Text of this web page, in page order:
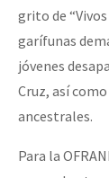
grito de
garífunas
jóvenes
Cruz, así
ancestrales.
Para la